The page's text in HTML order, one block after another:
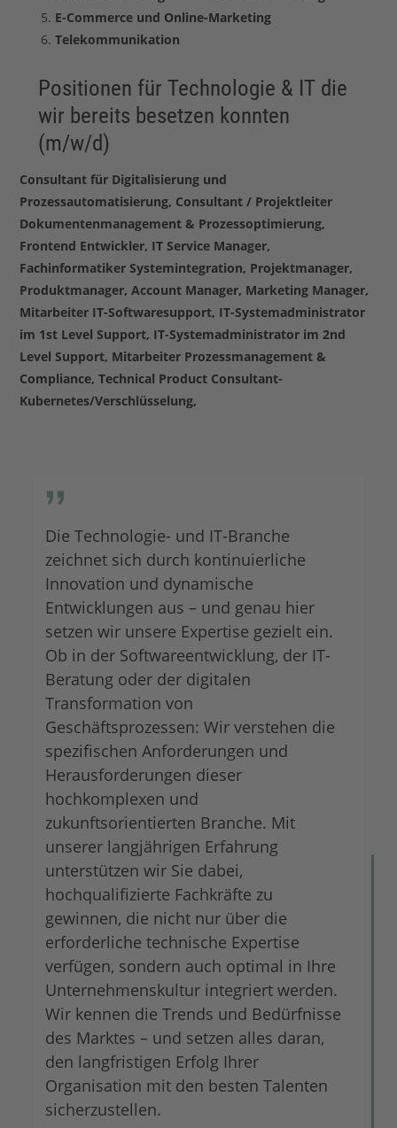
E-Commerce und Online-Marketing
Telekommunikation
Positionen für Technologie & IT die
wir bereits besetzen konnten
(m/w/d)
Consultant für Digitalisierung und
Prozessautomatisierung, Consultant / Projektleiter
Dokumentenmanagement & Prozessoptimierung,
Frontend Entwickler, IT Service Manager,
Fachinformatiker Systemintegration, Projektmanager,
Produktmanager, Account Manager, Marketing Manager,
Mitarbeiter IT-Softwaresupport, IT-Systemadministrator
im 1st Level Support, IT-Systemadministrator im 2nd
Level Support, Mitarbeiter Prozessmanagement &
Compliance, Technical Product Consultant-
Kubernetes/Verschlüsselung,
Die Technologie- und IT-Branche
zeichnet sich durch kontinuierliche
Innovation und dynamische
Entwicklungen aus – und genau hier
setzen wir unsere Expertise gezielt ein.
Ob in der Softwareentwicklung, der IT-
Beratung oder der digitalen
Transformation von
Geschäftsprozessen: Wir verstehen die
spezifischen Anforderungen und
Herausforderungen dieser
hochkomplexen und
zukunftsorientierten Branche. Mit
unserer langjährigen Erfahrung
unterstützen wir Sie dabei,
hochqualifizierte Fachkräfte zu
gewinnen, die nicht nur über die
erforderliche technische Expertise
verfügen, sondern auch optimal in Ihre
Unternehmenskultur integriert werden.
Wir kennen die Trends und Bedürfnisse
des Marktes – und setzen alles daran,
den langfristigen Erfolg Ihrer
Organisation mit den besten Talenten
sicherzustellen.